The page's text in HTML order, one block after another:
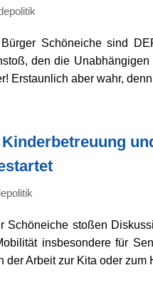
Schöneiche sind
den die
Erstaunlich aber wahr,
Schöneiche stoßen
insbesondere für
der Arbeit zur Kita oder zum